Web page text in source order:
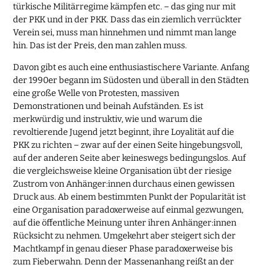
türkische Militärregime kämpfen etc. – das ging nur mit
der PKK und in der PKK. Dass das ein ziemlich verrückter
Verein sei, muss man hinnehmen und nimmt man lange
hin. Das ist der Preis, den man zahlen muss.
Davon gibt es auch eine enthusiastischere Variante. Anfang
der 1990er begann im Südosten und überall in den Städten
eine große Welle von Protesten, massiven
Demonstrationen und beinah Aufständen. Es ist
merkwürdig und instruktiv, wie und warum die
revoltierende Jugend jetzt beginnt, ihre Loyalität auf die
PKK zu richten – zwar auf der einen Seite hingebungsvoll,
auf der anderen Seite aber keineswegs bedingungslos. Auf
die vergleichsweise kleine Organisation übt der riesige
Zustrom von Anhänger:innen durchaus einen gewissen
Druck aus. Ab einem bestimmten Punkt der Popularität ist
eine Organisation paradoxerweise auf einmal gezwungen,
auf die öffentliche Meinung unter ihren Anhänger:innen
Rücksicht zu nehmen. Umgekehrt aber steigert sich der
Machtkampf in genau dieser Phase paradoxerweise bis
zum Fieberwahn. Denn der Massenanhang reißt an der